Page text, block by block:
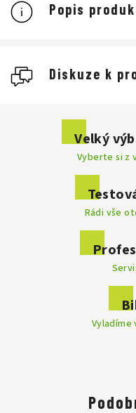
Popis
Diskuze k
Přidat komentář
Velký
Vyberte si z
Rádi vše